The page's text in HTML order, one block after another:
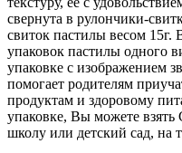
свернута в рулончики-
свиток пастилы весом 15г.
упаковок пастилы одного
упаковке с изображением
помогает родителям
продуктам и здоровому
упаковке, Вы можете взять
школу или детский сад, на